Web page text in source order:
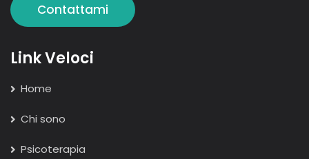
Contattami
Link Veloci
Home
Chi sono
Psicoterapia